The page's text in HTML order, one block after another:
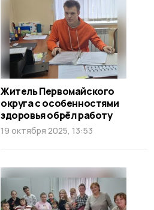
Житель Первомайского
округа с особенностями
здоровья обрёл работу
19 октября 2025, 13:53